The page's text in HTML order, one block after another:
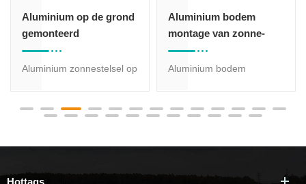
Aluminium op de grond
gemonteerd
zonnestelsel - W-type
Aluminium zonnestelsel op
met zware sneeuwval,
Aluminium bodem
montage van zonne-
rekken - Vaste W type
Aluminium bodem
het meest geschikt voor